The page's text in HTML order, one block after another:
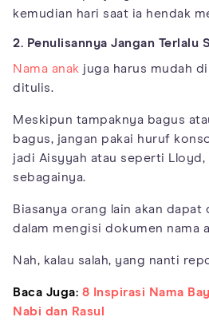
kemudian hari saat ia hendak
2. Penulisannya Jangan Terlalu
Nama anak juga harus mudah
ditulis.
Meskipun tampaknya bagus
bagus, jangan pakai huruf
jadi Aisyyah atau seperti Lloyd,
sebagainya.
Biasanya orang lain akan dapat
dalam mengisi dokumen nama
Nah, kalau salah, yang nanti
Baca Juga: 8 Inspirasi Nama
Nabi dan Rasul